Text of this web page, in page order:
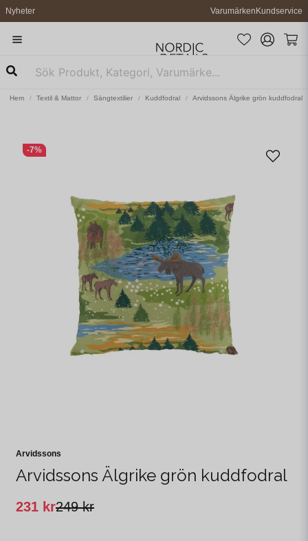
Nyheter VarumärkenKundservice
Hem Textil & Mattor Sängtextilier Kuddfodral Arvidssons Älgrike grön kuddfodral
-7%
Arvidssons
Arvidssons Älgrike grön kuddfodral
249 kr
231 kr